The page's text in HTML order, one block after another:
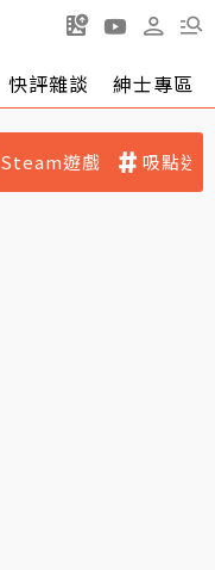
快評雜談 紳士專區
Steam遊戲 吸點迷